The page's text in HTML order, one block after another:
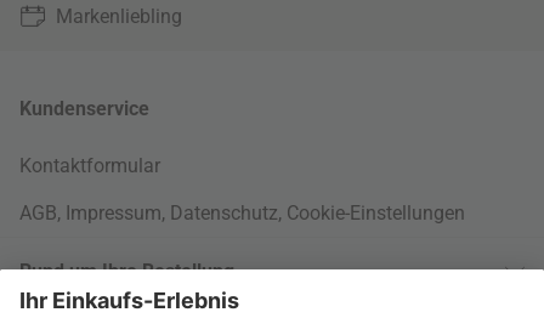
Markenliebling
Kundenservice
Kontaktformular
AGB, Impressum, Datenschutz, Cookie-Einstellungen
Rund um Ihre Bestellung